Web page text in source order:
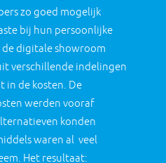
zo goed mogelijk
bij hun persoonlijke
de digitale showroom
verschillende indelingen
in de kosten. De
werden vooraf
konden
waren al veel
Het resultaat: